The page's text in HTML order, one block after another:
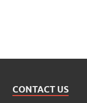
CONTACT US